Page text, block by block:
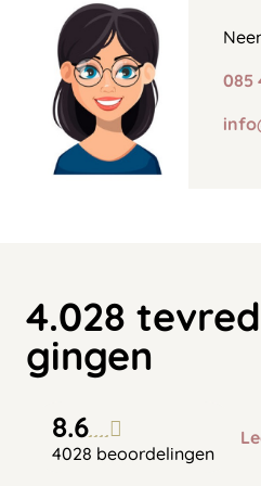
085
4.028
gingen
8.6
4028 beoordelingen